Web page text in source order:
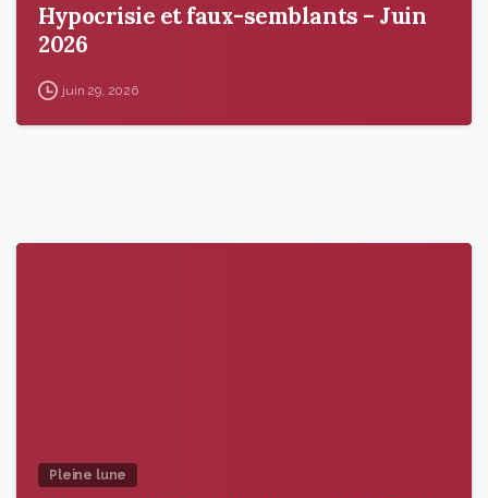
Hypocrisie et faux-semblants – Juin
2026
juin 29, 2026
Pleine lune